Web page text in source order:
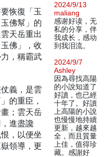
恢復「玉
佛幫」的
天岳重出
佛」，收
，稱霸武
義，是雲
的重臣，
；雲天岳
進盡讒
，以便坐
領導，更
2024/9/13
maliang
感谢好读，无
私的分享，伴
我成长，感动
到我泪流。
2024/9/7
Ashley
因為尋找高陽
的小說知道了
好讀，也已經
十年了。好讀
上高陽的小說
也慢慢地持續
更新，越來越
全，而且質量
上佳，值得珍
藏。感謝好